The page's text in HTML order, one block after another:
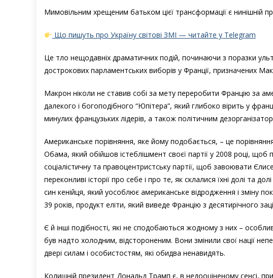
Мимовільним хрещеним батьком цієї трансформації є нинішній
Що пишуть про Україну світові ЗМІ — читайте у Telegram
Це тло нещодавніх драматичних подій, починаючи з поразки
дострокових парламентських виборів у Франції, призначених
Макрон ніколи не ставив собі за мету переробити Францію за
далекого і богоподібного “Юпітера”, який глибоко вірить у
минулих французьких лідерів, а також політичним
Американське порівняння, яке йому подобається, – це
Обама, який обійшов істеблішмент своєї партії у 2008 році, щоб
соціалістичну та правоцентристську партії, щоб завоювати
переконливі історії про себе і про те, як склалися їхні долі та
син кенійця, який уособлює американське відродження і зміну
39 років, продукт еліти, який виведе Францію з десятирічного
Є й інші подібності, які не сподобаються жодному з них –
був надто холодним, відстороненим. Вони змінили свої нації
двері силам і особистостям, які обидва ненавидять.
Колишній президент Дональд Трамп є, в недооціненому сенсі,